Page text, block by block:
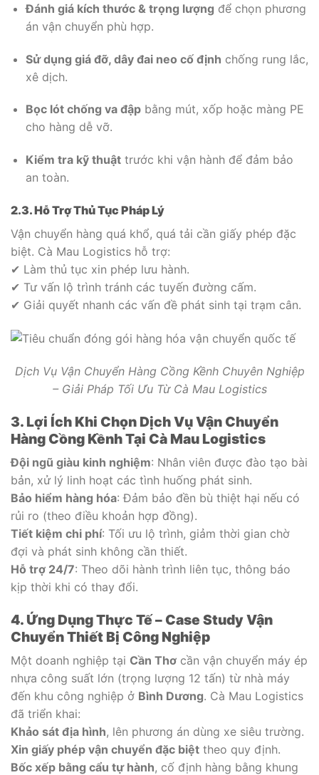
Đánh giá kích thước & trọng lượng để chọn phương
án vận chuyển phù hợp.
Sử dụng giá đỡ, dây đai neo cố định chống rung lắc,
xê dịch.
Bọc lót chống va đậpbằng mút, xốp hoặc màng PE
cho hàng dễ vỡ.
Kiểm tra kỹ thuậttrước khi vận hành để đảm bảo
an toàn.
2.3. Hỗ Trợ Thủ Tục Pháp Lý
Vận chuyển hàng quá khổ, quá tải cần giấy phép đặc
biệt. Cà Mau Logistics hỗ trợ:
✔ Làm thủ tục xin phép lưu hành.
✔ Tư vấn lộ trình tránh các tuyến đường cấm.
✔ Giải quyết nhanh các vấn đề phát sinh tại trạm cân.
Dịch Vụ Vận Chuyển Hàng Cồng Kềnh Chuyên Nghiệp
– Giải Pháp Tối Ưu Từ Cà Mau Logistics
3. Lợi Ích Khi Chọn Dịch Vụ Vận Chuyển
Hàng Cồng Kềnh Tại Cà Mau Logistics
Đội ngũ giàu kinh nghiệm: Nhân viên được đào tạo bài
bản, xử lý linh hoạt các tình huống phát sinh.
Bảo hiểm hàng hóa: Đảm bảo đền bù thiệt hại nếu có
rủi ro (theo điều khoản hợp đồng).
Tiết kiệm chi phí: Tối ưu lộ trình, giảm thời gian chờ
đợi và phát sinh không cần thiết.
Hỗ trợ 24/7: Theo dõi hành trình liên tục, thông báo
kịp thời khi có thay đổi.
4. Ứng Dụng Thực Tế – Case Study Vận
Chuyển Thiết Bị Công Nghiệp
Một doanh nghiệp tại Cần Thơ cần vận chuyển máy ép
nhựa công suất lớn (trọng lượng 12 tấn) từ nhà máy
đến khu công nghiệp ở Bình Dương. Cà Mau Logistics
đã triển khai:
Khảo sát địa hình, lên phương án dùng xe siêu trường.
Xin giấy phép vận chuyển đặc biệt theo quy định.
Bốc xếp bằng cẩu tự hành, cố định hàng bằng khung